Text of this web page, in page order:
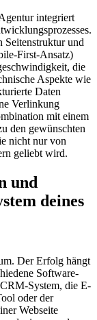
integriert
Seitenstruktur und
First-Ansatz)
die
Aspekte wie
Daten
Verlinkung
mit einem
den gewünschten
nicht nur von
geliebt wird.
und
deines
Der Erfolg hängt
Software-
System, die E-
oder der
Webseite